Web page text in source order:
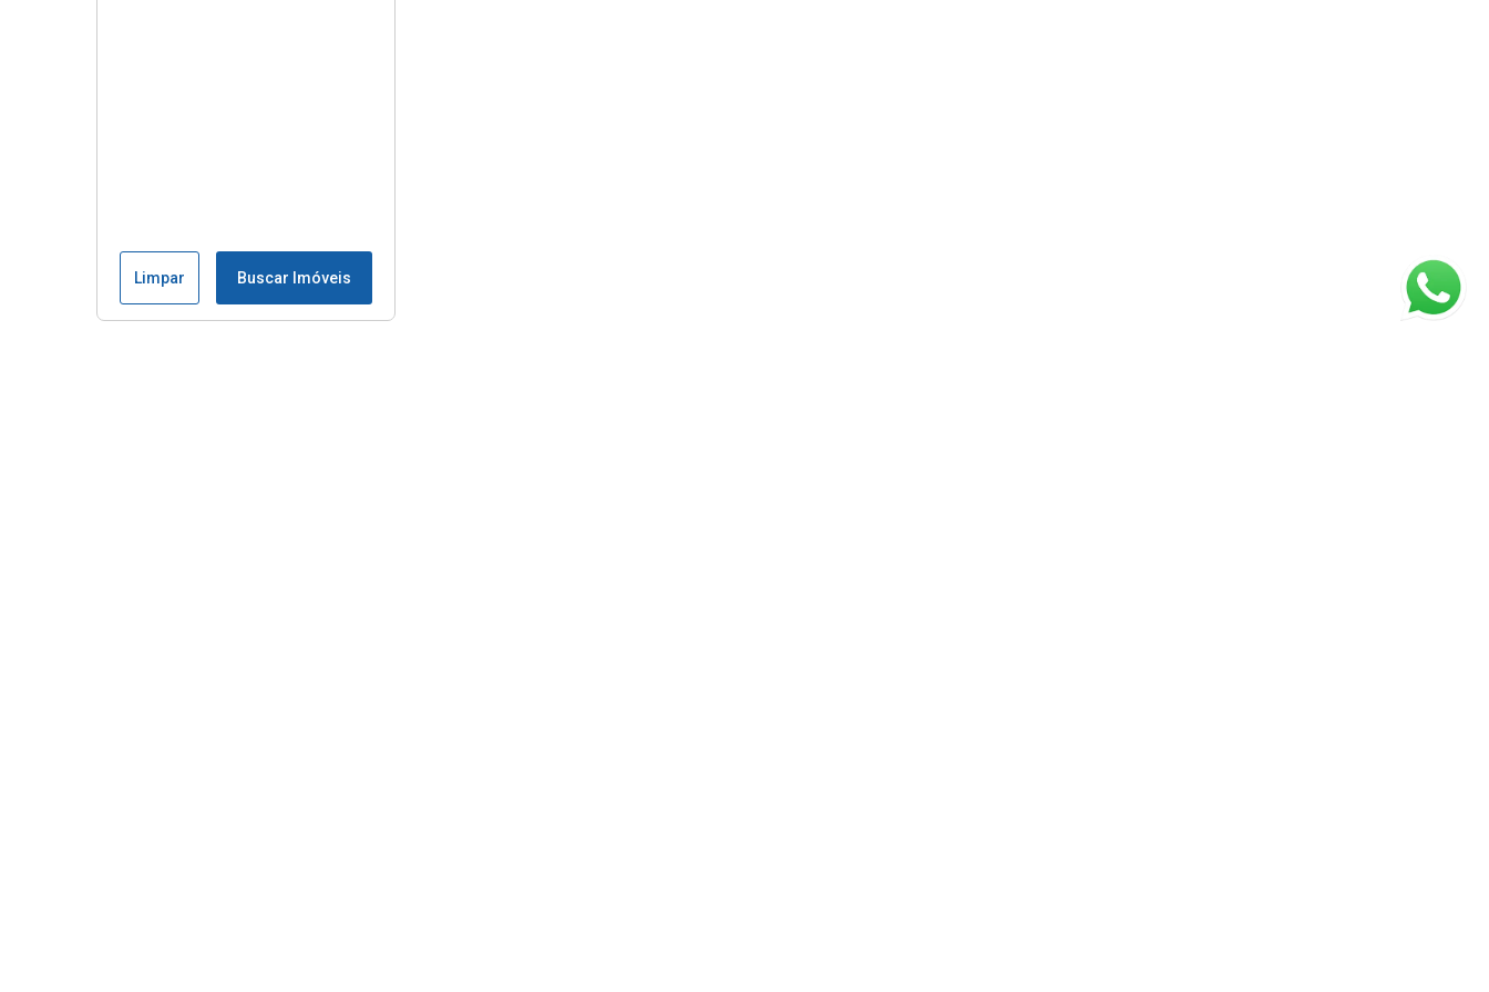
Limpar Buscar Imóveis